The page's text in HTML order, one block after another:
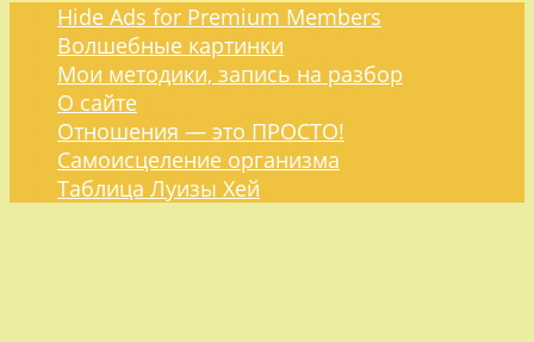
Hide Ads for Premium Members
Волшебные картинки
Мои методики, запись на разбор
О сайте
Отношения — это ПРОСТО!
Самоисцеление организма
Таблица Луизы Хей